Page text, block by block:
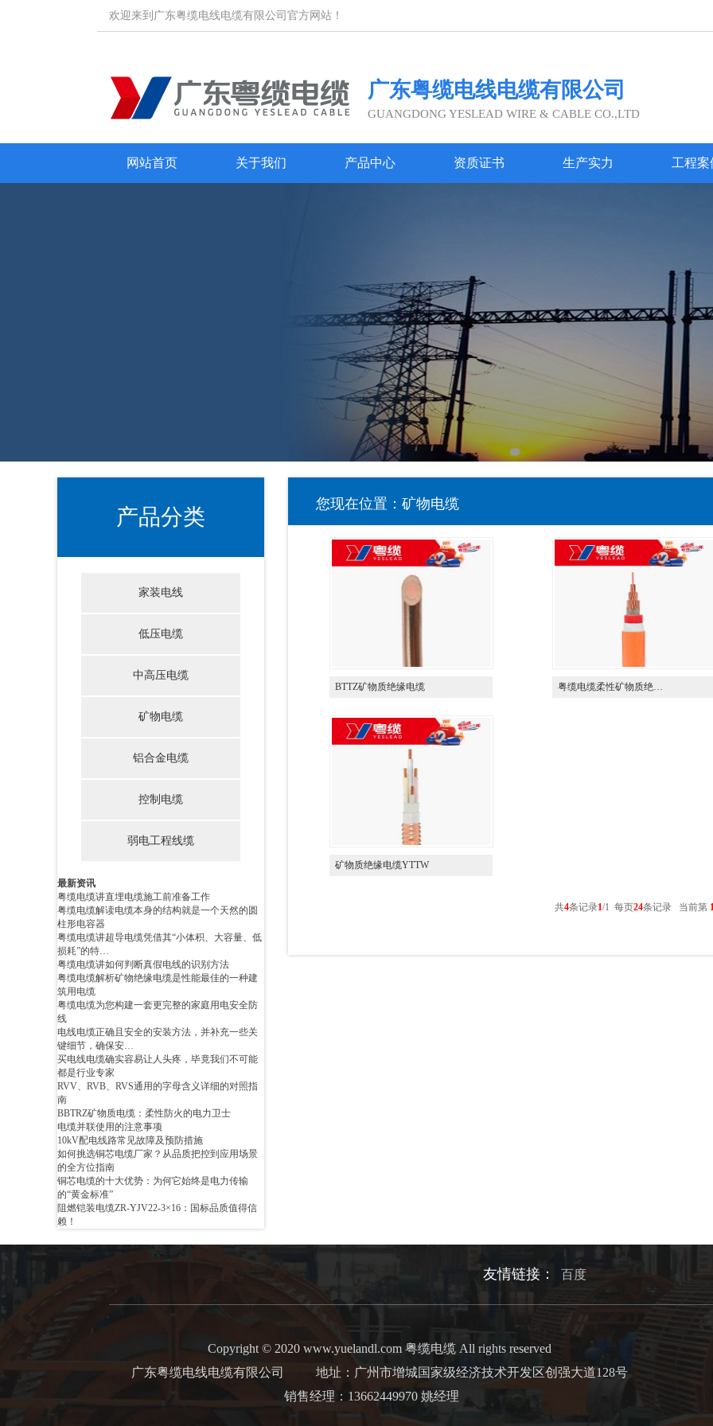
欢迎来到广东粤缆电线电缆有限公司官方网站！
广东粤缆电线电缆有限公司
GUANGDONG YESLEAD WIRE & CABLE CO.,LTD
网站首页 关于我们 产品中心 资质证书 生产实力 工程案
产品分类
家装电线
低压电缆
中高压电缆
矿物电缆
铝合金电缆
控制电缆
弱电工程线缆
最新资讯
粤缆电缆讲直埋电缆施工前准备工作
粤缆电缆解读电缆本身的结构就是一个天然的圆
柱形电容器
粤缆电缆讲超导电缆凭借其“小体积、大容量、低
损耗”的特…
粤缆电缆讲如何判断真假电线的识别方法
粤缆电缆解析矿物绝缘电缆是性能最佳的一种建
筑用电缆
粤缆电缆为您构建一套更完整的家庭用电安全防
线
电线电缆正确且安全的安装方法，并补充一些关
键细节，确保安…
买电线电缆确实容易让人头疼，毕竟我们不可能
都是行业专家
RVV、RVB、RVS通用的字母含义详细的对照指
南
BBTRZ矿物质电缆：柔性防火的电力卫士
电缆并联使用的注意事项
10kV配电线路常见故障及预防措施
如何挑选铜芯电缆厂家？从品质把控到应用场景
的全方位指南
铜芯电缆的十大优势：为何它始终是电力传输
的“黄金标准”
阻燃铠装电缆ZR-YJV22-3×16：国标品质值得信
赖！
您现在位置：矿物电缆
BTTZ矿物质绝缘电缆 粤缆电缆柔性矿物质绝…
矿物质绝缘电缆YTTW
共4条记录1/1 每页24条记录 当前第
友情链接： 百度
Copyright © 2020 www.yuelandl.com 粤缆电缆 All rights reserved
广东粤缆电线电缆有限公司
地址：广州市增城国家级经济技术开发区创强大道128号
销售经理：13662449970 姚经理